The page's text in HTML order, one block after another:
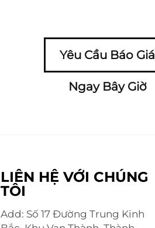
Yêu Cầu Báo Giá
Ngay Bây Giờ
LIÊN HỆ VỚI CHÚNG
TÔI
Add: Số 17 Đường Trung Kinh